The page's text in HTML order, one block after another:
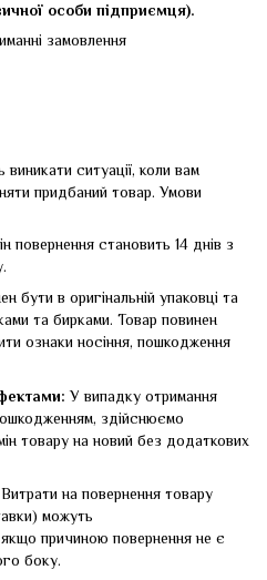
особи підприємця).
замовлення
ситуації, коли вам
придбаний товар. Умови
повернення становить 14 днів з
бути в оригінальній упаковці та
та бирками. Товар повинен
ознаки носіння, пошкодження
У випадку отримання
здійснюємо
товару на новий без додаткових
Витрати на повернення товару
можуть
причиною повернення не є
боку.